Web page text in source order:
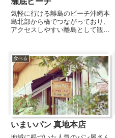
気軽に行ける離島のビーチ沖縄本
島北部から橋でつながっており、
アクセスしやすい離島として観光
名なのが『瀬底ビーチ』です。沖
縄本島では中々味わえない美しさ
を誇る『瀬底ビーチ』は、透明度
の...
食べる
いまいパン 真地本店